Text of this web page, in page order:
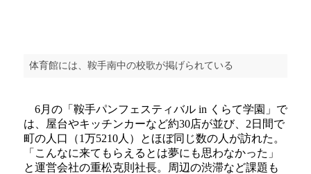
体育館には、鞍手南中の校歌が掲げられている
6月の「鞍手パンフェスティバル in くらて学園」で
は、屋台やキッチンカーなど約30店が並び、2日間で
町の人口（1万5210人）とほぼ同じ数の人が訪れた。
「こんなに来てもらえるとは夢にも思わなかった」
と運営会社の重松克則社長。周辺の渋滞など課題も